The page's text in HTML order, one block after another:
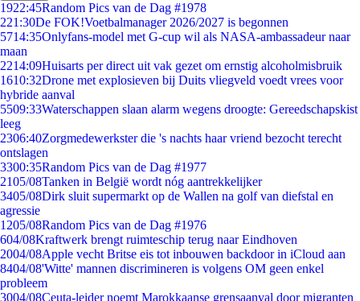
1922:45Random Pics van de Dag #1978
221:30De FOK!Voetbalmanager 2026/2027 is begonnen
5714:35Onlyfans-model met G-cup wil als NASA-ambassadeur naar
maan
2214:09Huisarts per direct uit vak gezet om ernstig alcoholmisbruik
1610:32Drone met explosieven bij Duits vliegveld voedt vrees voor
hybride aanval
5509:33Waterschappen slaan alarm wegens droogte: Gereedschapskist
leeg
2306:40Zorgmedewerkster die 's nachts haar vriend bezocht terecht
ontslagen
3300:35Random Pics van de Dag #1977
2105/08Tanken in België wordt nóg aantrekkelijker
3405/08Dirk sluit supermarkt op de Wallen na golf van diefstal en
agressie
1205/08Random Pics van de Dag #1976
604/08Kraftwerk brengt ruimteschip terug naar Eindhoven
2004/08Apple vecht Britse eis tot inbouwen backdoor in iCloud aan
8404/08'Witte' mannen discrimineren is volgens OM geen enkel
probleem
3004/08Ceuta-leider noemt Marokkaanse grensaanval door migranten